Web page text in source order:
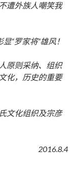
遭外族人嘲笑我
“罗家将”雄风！
原则采纳、组织
化，历史的重要
文化组织及宗彦
2016.8.4